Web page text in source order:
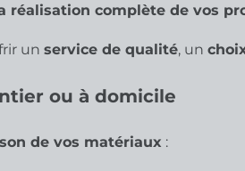
réalisation complète de vos
un service de qualité, un
ou à domicile
de vos matériaux :